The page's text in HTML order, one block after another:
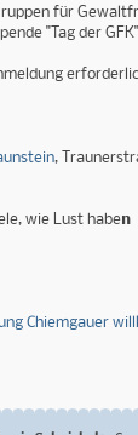
für
"Tag der GFK"
,
wie Lust haben
Chiemgauer